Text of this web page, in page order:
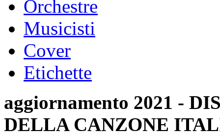
Orchestre
Musicisti
Cover
Etichette
aggiornamento 2021 -
DELLA CANZONE